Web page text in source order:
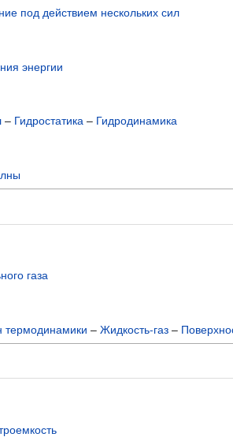
под действием нескольких сил
энергии
– Гидростатика – Гидродинамика
газа
термодинамики – Жидкость-газ –